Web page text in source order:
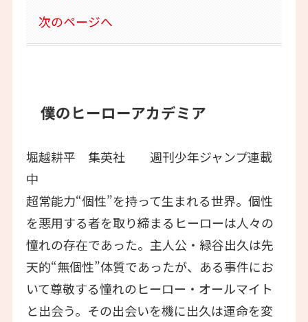
次のページへ
僕のヒーローアカデミア
堀越耕平 集英社 週刊少年ジャンプ連載
中
超常能力“個性”を持って生まれる世界。個性
を悪用する者を取り締まるヒーローは人々の
憧れの存在であった。主人公・緑谷出久は先
天的“無個性”体質であったが、ある事件にお
いて尊敬する憧れのヒーロー・オールマイト
と出会う。その出会いを機に出久は運命を変